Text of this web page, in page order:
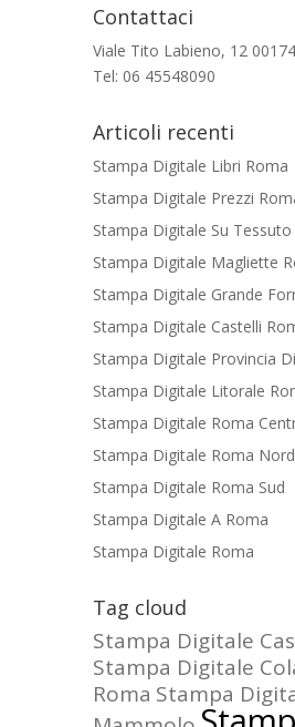
Contattaci
Viale Tito Labieno, 12
Tel: 06 45548090
Articoli recenti
Stampa Digitale Libri Roma
Stampa Digitale Prezzi
Stampa Digitale Su
Stampa Digitale Magliette
Stampa Digitale Grande
Stampa Digitale Castelli
Stampa Digitale Provincia
Stampa Digitale Litorale
Stampa Digitale Roma
Stampa Digitale Roma Nord
Stampa Digitale Roma Sud
Stampa Digitale A Roma
Stampa Digitale Roma
Tag cloud
Stampa Digitale
Stampa Digitale
Roma Stampa